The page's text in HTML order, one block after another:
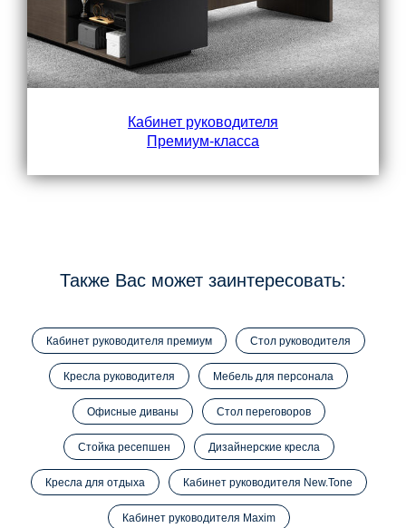
Кабинет руководителя
Премиум-класса
Также Вас может заинтересовать:
Кабинет руководителя премиум Стол руководителя
Кресла руководителя Мебель для персонала
Офисные диваны Стол переговоров
Стойка ресепшен Дизайнерские кресла
Кресла для отдыха Кабинет руководителя New.Tone
Кабинет руководителя Maxim